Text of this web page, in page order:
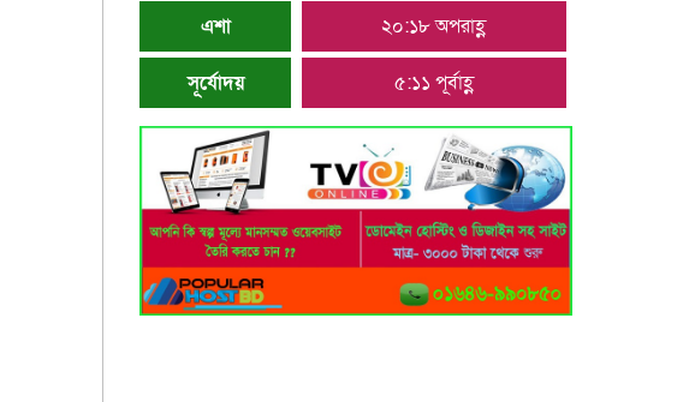
এশা
সূর্যোদয়
২০:১৮ অপরাহ্ণ
৫:১১ পূর্বাহ্ণ